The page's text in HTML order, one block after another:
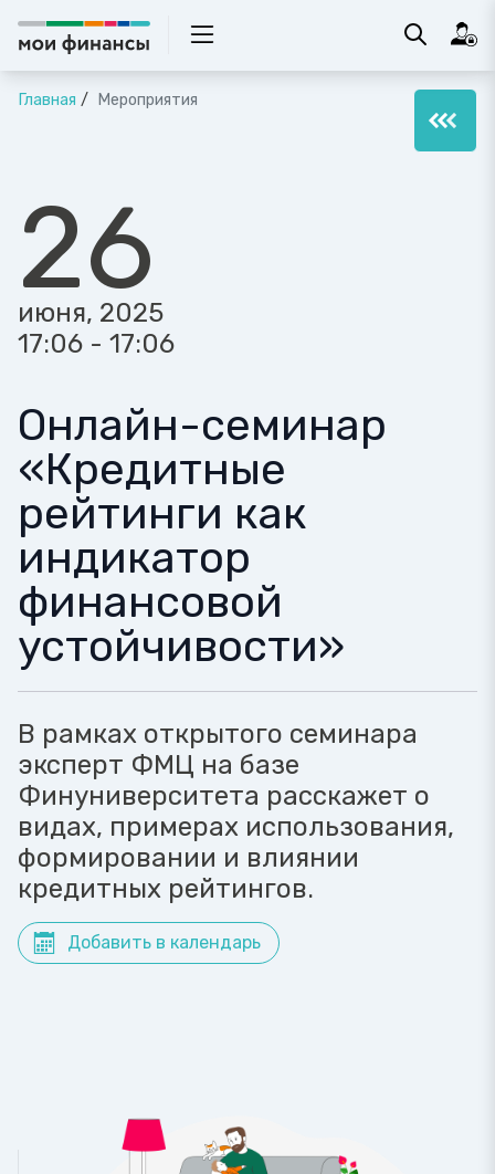
Главная Мероприятия
26
июня, 2025
17:06 - 17:06
Онлайн-семинар
«Кредитные
рейтинги как
индикатор
финансовой
устойчивости»
В рамках открытого семинара
эксперт ФМЦ на базе
Финуниверситета расскажет о
видах, примерах использования,
формировании и влиянии
кредитных рейтингов.
Добавить в календарь